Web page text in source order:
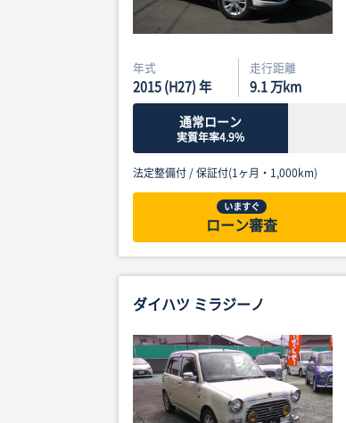
年式
2015 (H27) 年
走行距離
9.1万km
通常ローン
実質年率4.9%
法定整備付 /保証付(1ヶ月・1,000km)
いますぐ
ローン審査
ダイハツ ミラジーノ